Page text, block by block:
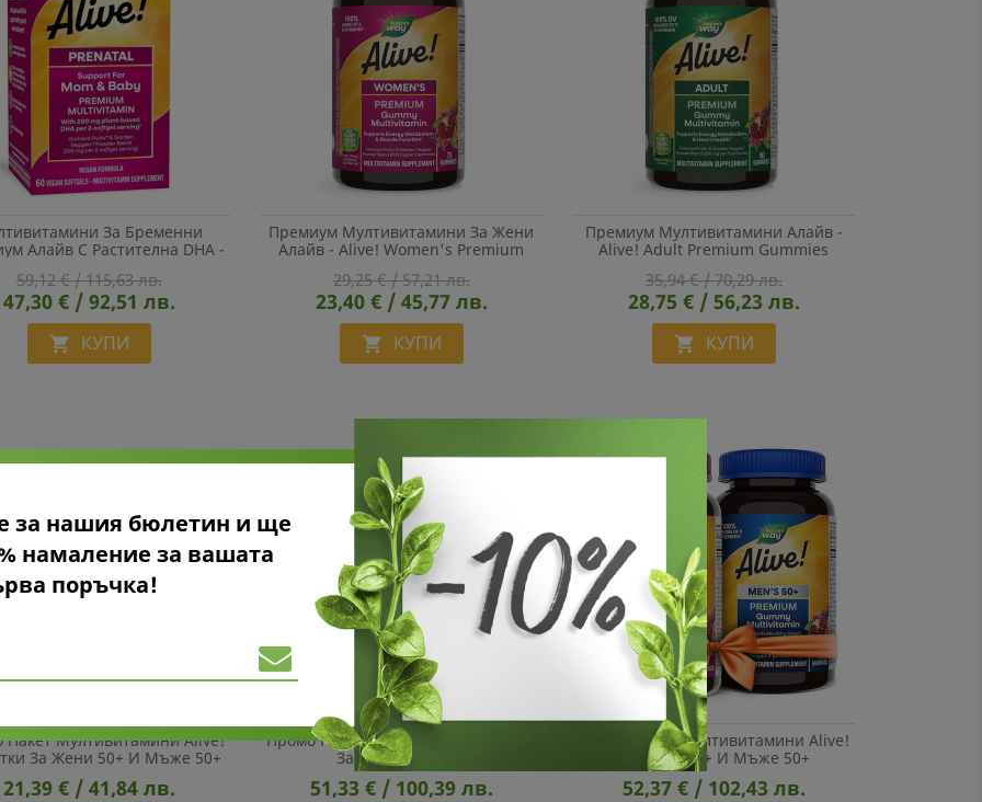
За Бременни
Алайв С Растителна DHA -
60 Софтгел Капсули
47,30 € / 92,51 лв.
59,12 € / 115,63 лв.
 КУПИ
Премиум Мултивитамини За Жени
Алайв - Alive! Women's Premium
Таблетки
23,40 € / 45,77 лв.
29,25 € / 57,21 лв.
 КУПИ
Премиум Мултивитамини Алайв -
Alive! Adult Premium Gummies
28,75 € / 56,23 лв.
35,94 € / 70,29 лв.
 КУПИ
Пакет Мултивитамини Alive!
За Жени 50+ И Мъже 50+
21,39 € / 41,84 лв.
Промо Пакет Мултивитамини Alive!
За Жени И Мъже
51,33 € / 100,39 лв.
Промо Пакет Мултивитамини Alive!
За Жени 50+ И Мъже 50+
52,37 € / 102,43 лв.
за нашия бюлетин и ще
намаление за вашата
поръчка!